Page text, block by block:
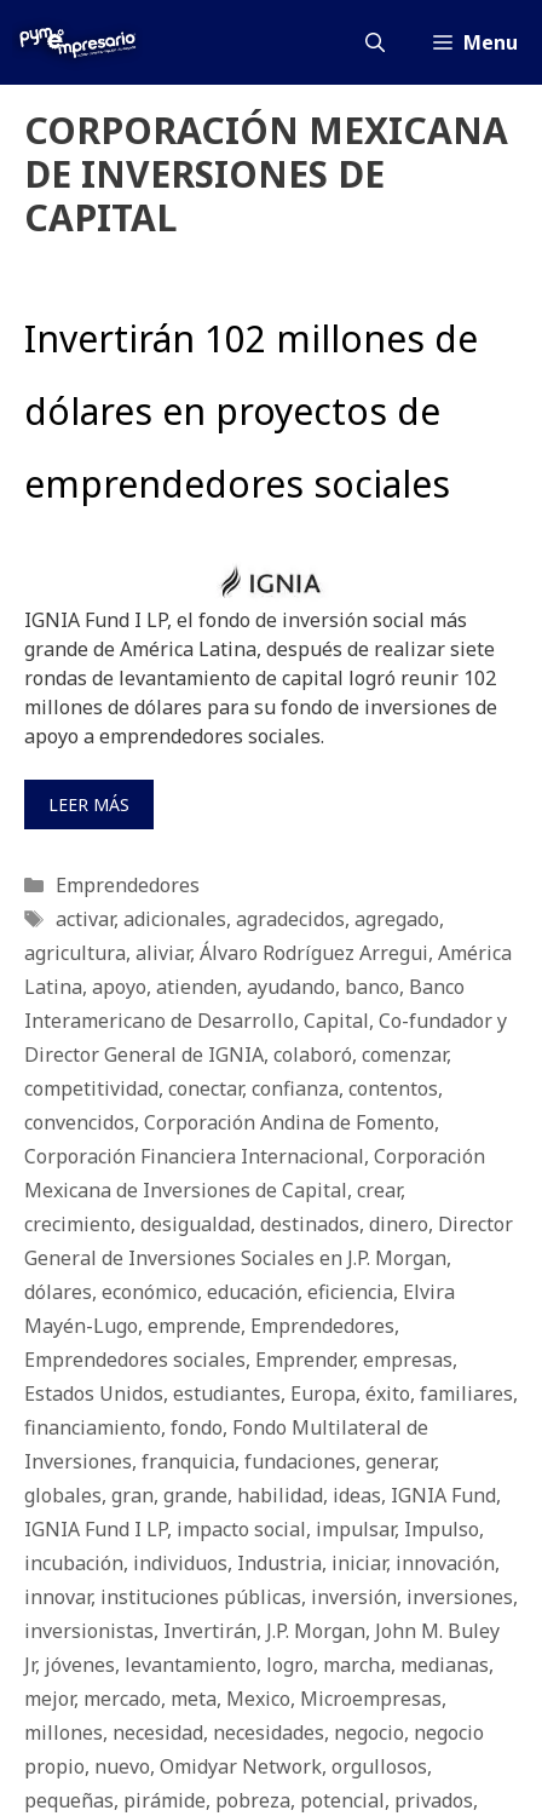
Menu
CORPORACIÓN MEXICANA
DE INVERSIONES DE
CAPITAL
Invertirán 102 millones de
dólares en proyectos de
emprendedores sociales
IGNIA Fund I LP, el fondo de inversión social más
grande de América Latina, después de realizar siete
rondas de levantamiento de capital logró reunir 102
millones de dólares para su fondo de inversiones de
apoyo a emprendedores sociales.
LEER MÁS
Categorías
Emprendedores
Etiquetas
activar, adicionales, agradecidos, agregado,
agricultura, aliviar, Álvaro Rodríguez Arregui, América
Latina, apoyo, atienden, ayudando, banco, Banco
Interamericano de Desarrollo, Capital, Co-fundador y
Director General de IGNIA, colaboró, comenzar,
competitividad, conectar, confianza, contentos,
convencidos, Corporación Andina de Fomento,
Corporación Financiera Internacional, Corporación
Mexicana de Inversiones de Capital, crear,
crecimiento, desigualdad, destinados, dinero, Director
General de Inversiones Sociales en J.P. Morgan,
dólares, económico, educación, eficiencia, Elvira
Mayén-Lugo, emprende, Emprendedores,
Emprendedores sociales, Emprender, empresas,
Estados Unidos, estudiantes, Europa, éxito, familiares,
financiamiento, fondo, Fondo Multilateral de
Inversiones, franquicia, fundaciones, generar,
globales, gran, grande, habilidad, ideas, IGNIA Fund,
IGNIA Fund I LP, impacto social, impulsar, Impulso,
incubación, individuos, Industria, iniciar, innovación,
innovar, instituciones públicas, inversión, inversiones,
inversionistas, Invertirán, J.P. Morgan, John M. Buley
Jr, jóvenes, levantamiento, logro, marcha, medianas,
mejor, mercado, meta, Mexico, Microempresas,
millones, necesidad, necesidades, negocio, negocio
propio, nuevo, Omidyar Network, orgullosos,
pequeñas, pirámide, pobreza, potencial, privados,